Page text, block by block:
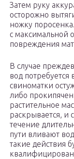
Затем руку
осторожно
ножку
с максимальной
повреждения
В случае
вод
свиноматки
либо
растительное
раскрывается, и
течение
пути вливают
такие действия